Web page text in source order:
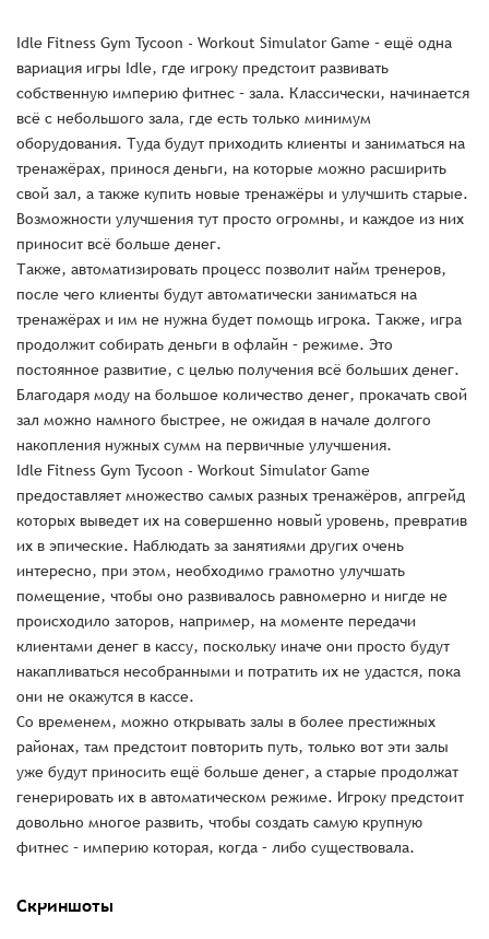
Idle Fitness Gym Tycoon - Workout Simulator Game – ещё одна
вариация игры Idle, где игроку предстоит развивать
собственную империю фитнес – зала. Классически, начинается
всё с небольшого зала, где есть только минимум
оборудования. Туда будут приходить клиенты и заниматься на
тренажёрах, принося деньги, на которые можно расширить
свой зал, а также купить новые тренажёры и улучшить старые.
Возможности улучшения тут просто огромны, и каждое из них
приносит всё больше денег.
Также, автоматизировать процесс позволит найм тренеров,
после чего клиенты будут автоматически заниматься на
тренажёрах и им не нужна будет помощь игрока. Также, игра
продолжит собирать деньги в офлайн – режиме. Это
постоянное развитие, с целью получения всё больших денег.
Благодаря моду на большое количество денег, прокачать свой
зал можно намного быстрее, не ожидая в начале долгого
накопления нужных сумм на первичные улучшения.
Idle Fitness Gym Tycoon - Workout Simulator Game
предоставляет множество самых разных тренажёров, апгрейд
которых выведет их на совершенно новый уровень, превратив
их в эпические. Наблюдать за занятиями других очень
интересно, при этом, необходимо грамотно улучшать
помещение, чтобы оно развивалось равномерно и нигде не
происходило заторов, например, на моменте передачи
клиентами денег в кассу, поскольку иначе они просто будут
накапливаться несобранными и потратить их не удастся, пока
они не окажутся в кассе.
Со временем, можно открывать залы в более престижных
районах, там предстоит повторить путь, только вот эти залы
уже будут приносить ещё больше денег, а старые продолжат
генерировать их в автоматическом режиме. Игроку предстоит
довольно многое развить, чтобы создать самую крупную
фитнес – империю которая, когда – либо существовала.
Скриншоты